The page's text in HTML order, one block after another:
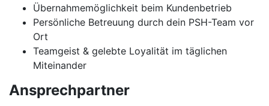
Übernahmemöglichkeit beim Kundenbetrieb
Persönliche Betreuung durch dein PSH-Team vor
Ort
Teamgeist & gelebte Loyalität im täglichen
Miteinander
Ansprechpartner